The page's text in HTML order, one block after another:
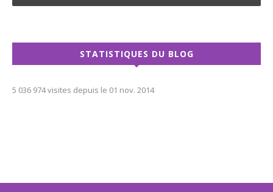
STATISTIQUES DU BLOG
5 036 974 visites depuis le 01 nov. 2014